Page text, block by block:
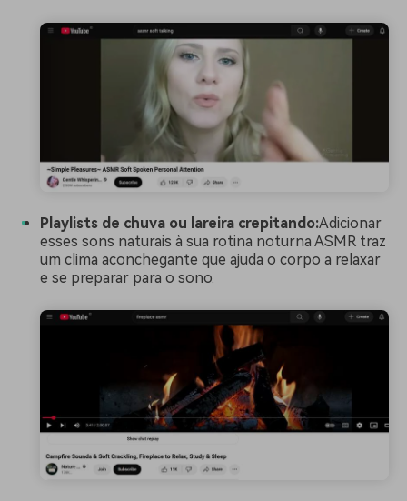
Playlists de chuva ou lareira crepitando:Adicionar
esses sons naturais à sua rotina noturna ASMR traz
um clima aconchegante que ajuda o corpo a relaxar
e se preparar para o sono.